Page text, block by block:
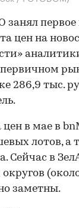
занял
цен на
первичном
286,9 тыс.
в мае в
лотов, а
Сейчас в
заметны.